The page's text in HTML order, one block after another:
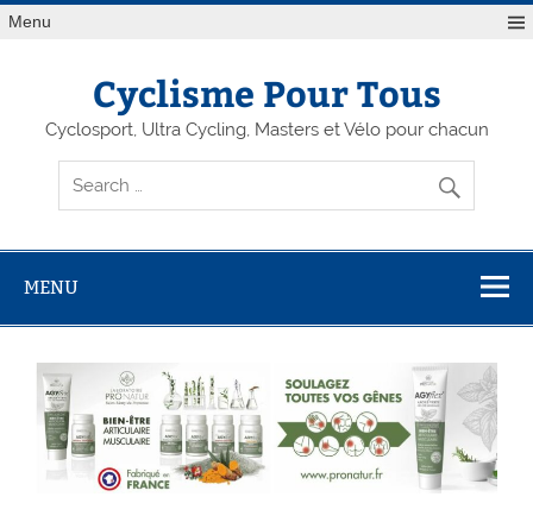
Menu
Cyclisme Pour Tous
Cyclosport, Ultra Cycling, Masters et Vélo pour chacun
MENU